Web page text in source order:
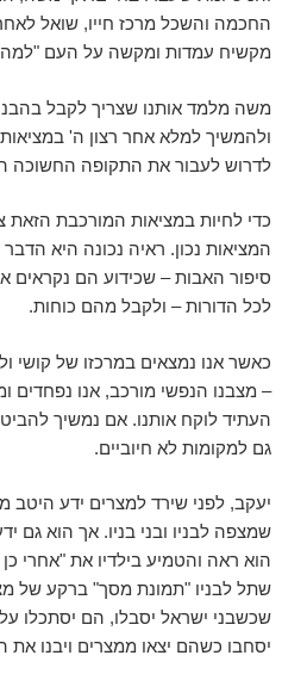
החכמה והשכל מרכז חייו, שואל
מקשיח עמדות ומקשה על העם
משה מלמד אותנו שצריך לקבל
ולהמשיך למלא אחר רצון ה'
לדרוש לעבור את התקופה החשוכה
כדי לחיות במציאות המורכבת הזאת
המציאות נכון. ראיה נכונה היא
סיפור האבות – שכידוע הם נקראים
לכל הדורות – ולקבל מהם כוחות.
כאשר אנו נמצאים במרכזו של קושי
– מצבנו הנפשי מורכב, אנו נפחדים
העתיד לוקח אותנו. אם נמשיך
גם למקומות לא חיוביים.
יעקב, לפני שירד למצרים ידע היטב
שמצפה לבניו ובני בניו. אך הוא גם
הוא ראה והטמיע בילדיו את "אחרי כן
שתל לבניו "תמונת מסך" ברקע של
שכשבני ישראל יסבלו, הם יסתכלו
יסחבו כשהם יצאו ממצרים ויבנו את